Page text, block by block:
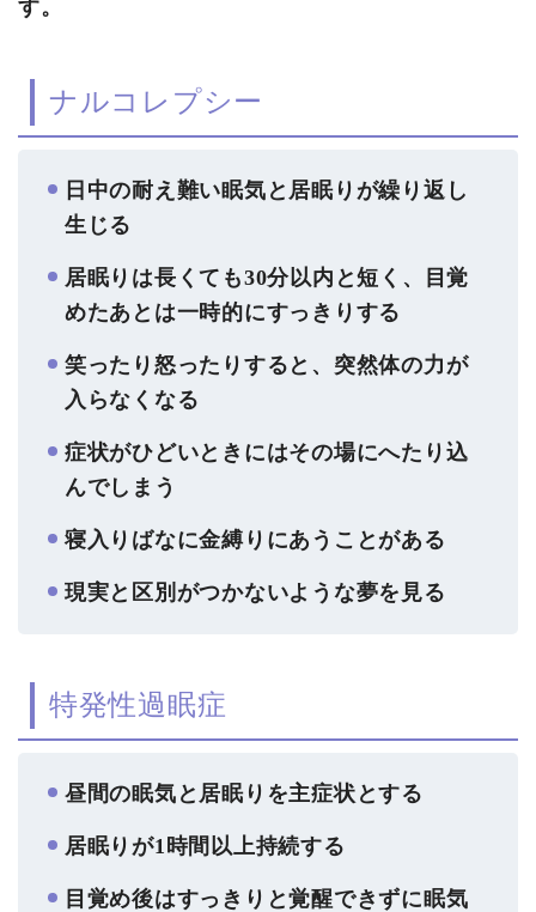
す。
ナルコレプシー
日中の耐え難い眠気と居眠りが繰り返し
生じる
居眠りは長くても30分以内と短く、目覚
めたあとは一時的にすっきりする
笑ったり怒ったりすると、突然体の力が
入らなくなる
症状がひどいときにはその場にへたり込
んでしまう
寝入りばなに金縛りにあうことがある
現実と区別がつかないような夢を見る
特発性過眠症
昼間の眠気と居眠りを主症状とする
居眠りが1時間以上持続する
目覚め後はすっきりと覚醒できずに眠気